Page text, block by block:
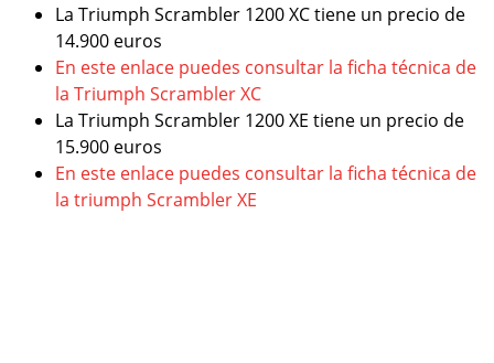
La Triumph Scrambler 1200 XC tiene un precio de
14.900 euros
En este enlace puedes consultar la ficha técnica de
la Triumph Scrambler XC
La Triumph Scrambler 1200 XE tiene un precio de
15.900 euros
En este enlace puedes consultar la ficha técnica de
la triumph Scrambler XE